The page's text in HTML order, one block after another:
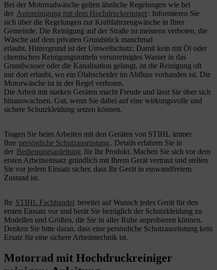
Bei der Motorradwäsche gelten ähnliche Regelungen wie bei
der Autoreinigung mit dem Hochdruckreiniger: Informieren Sie
sich über die Regelungen zur Kraftfahrzeugwäsche in Ihrer
Gemeinde. Die Reinigung auf der Straße ist meistens verboten, die
Wäsche auf dem privaten Grundstück manchmal
erlaubt. Hintergrund ist der Umweltschutz: Damit kein mit Öl oder
chemischen Reinigungsmitteln verunreinigtes Wasser in das
Grundwasser oder die Kanalisation gelangt, ist die Reinigung oft
nur dort erlaubt, wo ein Ölabscheider im Abfluss vorhanden ist. Die
Motorwäsche ist in der Regel verboten.
Die Arbeit mit starken Geräten macht Freude und lässt Sie über sich
hinauswachsen. Gut, wenn Sie dabei auf eine wirkungsvolle und
sichere Schutzkleidung setzen können.
Tragen Sie beim Arbeiten mit den Geräten von STIHL immer
Ihre persönliche Schutzausrüstung . Details erfahren Sie in
der Bedienungsanleitung für Ihr Produkt. Machen Sie sich vor dem
ersten Arbeitseinsatz gründlich mit Ihrem Gerät vertraut und stellen
Sie vor jedem Einsatz sicher, dass Ihr Gerät in einwandfreiem
Zustand ist.
Ihr STIHL Fachhandel bereitet auf Wunsch jedes Gerät für den
ersten Einsatz vor und berät Sie bezüglich der Schutzkleidung zu
Modellen und Größen, die Sie in aller Ruhe anprobieren können.
Denken Sie bitte daran, dass eine persönliche Schutzausrüstung kein
Ersatz für eine sichere Arbeitstechnik ist.
Motorrad mit Hochdruckreiniger